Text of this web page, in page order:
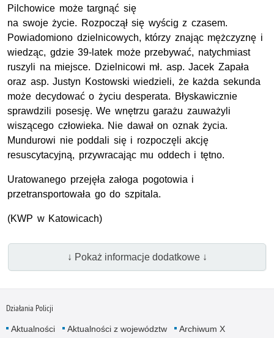
Pilchowice może targnąć się
na swoje życie. Rozpoczął się wyścig z czasem.
Powiadomiono dzielnicowych, którzy znając mężczyznę i
wiedząc, gdzie 39-latek może przebywać, natychmiast
ruszyli na miejsce. Dzielnicowi mł. asp. Jacek Zapała
oraz asp. Justyn Kostowski wiedzieli, że każda sekunda
może decydować o życiu desperata. Błyskawicznie
sprawdzili posesję. We wnętrzu garażu zauważyli
wiszącego człowieka. Nie dawał on oznak życia.
Mundurowi nie poddali się i rozpoczęli akcję
resuscytacyjną, przywracając mu oddech i tętno.
Uratowanego przejęła załoga pogotowia i
przetransportowała go do szpitala.
(KWP w Katowicach)
↓ Pokaż informacje dodatkowe ↓
Działania Policji
Aktualności Aktualności z województw
Archiwum X